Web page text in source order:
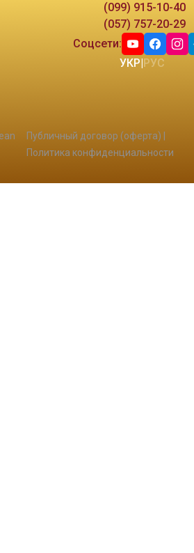
(099) 915-10-40
(057) 757-20-29
Соцсети:
УКР|РУС
Публичный договор (оферта)
Политика конфиденциальности